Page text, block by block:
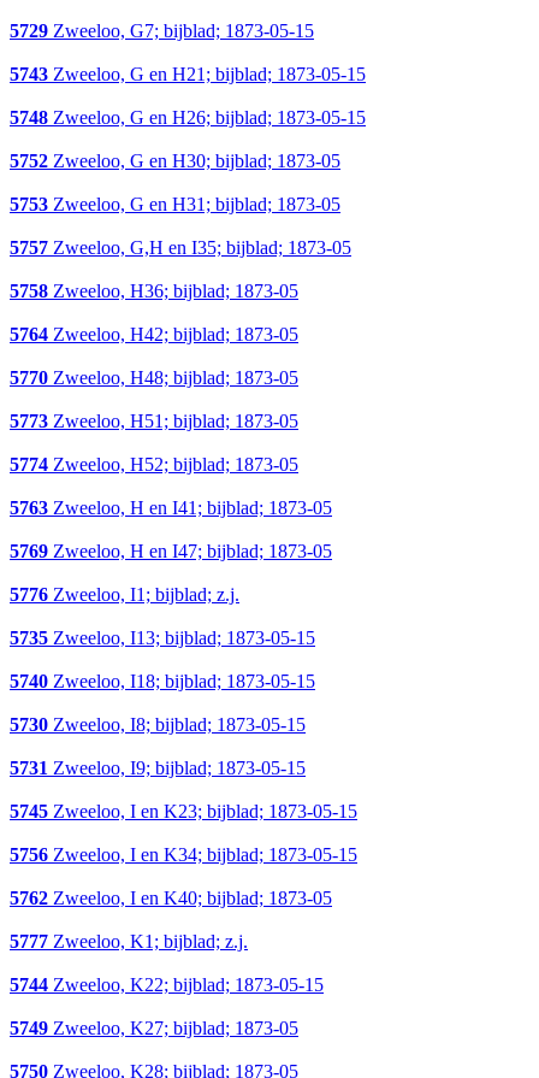
5729 Zweeloo, G7; bijblad; 1873-05-15
5743 Zweeloo, G en H21; bijblad; 1873-05-15
5748 Zweeloo, G en H26; bijblad; 1873-05-15
5752 Zweeloo, G en H30; bijblad; 1873-05
5753 Zweeloo, G en H31; bijblad; 1873-05
5757 Zweeloo, G,H en I35; bijblad; 1873-05
5758 Zweeloo, H36; bijblad; 1873-05
5764 Zweeloo, H42; bijblad; 1873-05
5770 Zweeloo, H48; bijblad; 1873-05
5773 Zweeloo, H51; bijblad; 1873-05
5774 Zweeloo, H52; bijblad; 1873-05
5763 Zweeloo, H en I41; bijblad; 1873-05
5769 Zweeloo, H en I47; bijblad; 1873-05
5776 Zweeloo, I1; bijblad; z.j.
5735 Zweeloo, I13; bijblad; 1873-05-15
5740 Zweeloo, I18; bijblad; 1873-05-15
5730 Zweeloo, I8; bijblad; 1873-05-15
5731 Zweeloo, I9; bijblad; 1873-05-15
5745 Zweeloo, I en K23; bijblad; 1873-05-15
5756 Zweeloo, I en K34; bijblad; 1873-05-15
5762 Zweeloo, I en K40; bijblad; 1873-05
5777 Zweeloo, K1; bijblad; z.j.
5744 Zweeloo, K22; bijblad; 1873-05-15
5749 Zweeloo, K27; bijblad; 1873-05
5750 Zweeloo, K28; bijblad; 1873-05